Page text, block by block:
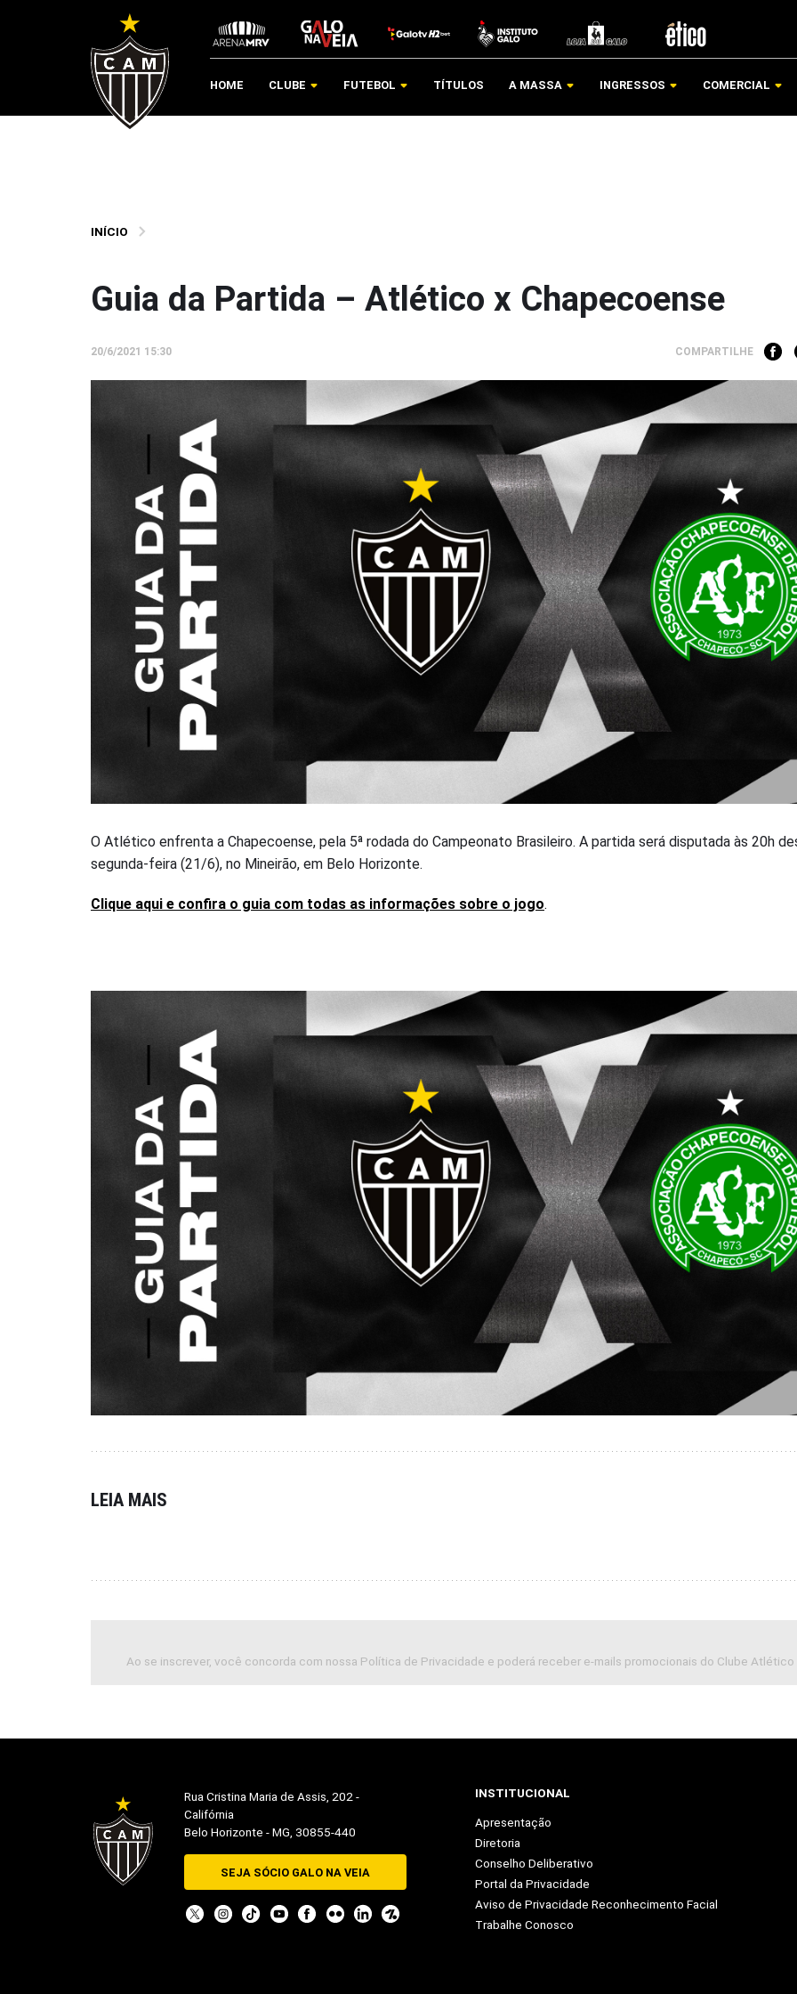
HOME CLUBE FUTEBOL TÍTULOS A MASSA INGRESSOS COMERCIAL
INÍCIO
Guia da Partida – Atlético x Chapecoense
20/6/2021 15:30 COMPARTILHE
O Atlético enfrenta a Chapecoense, pela 5ª rodada do Campeonato Brasileiro. A partida será disputada às 20h
segunda-feira (21/6), no Mineirão, em Belo Horizonte.
Clique aqui e confira o guia com todas as informações sobre o jogo.
LEIA MAIS
Ao se inscrever, você concorda com nossa Política de Privacidade e poderá receber e-mails promocionais do Clube Atlético
Rua Cristina Maria de Assis, 202 -
Califórnia
Belo Horizonte - MG, 30855-440
SEJA SÓCIO GALO NA VEIA
INSTITUCIONAL
Apresentação
Diretoria
Conselho Deliberativo
Portal da Privacidade
Aviso de Privacidade Reconhecimento Facial
Trabalhe Conosco